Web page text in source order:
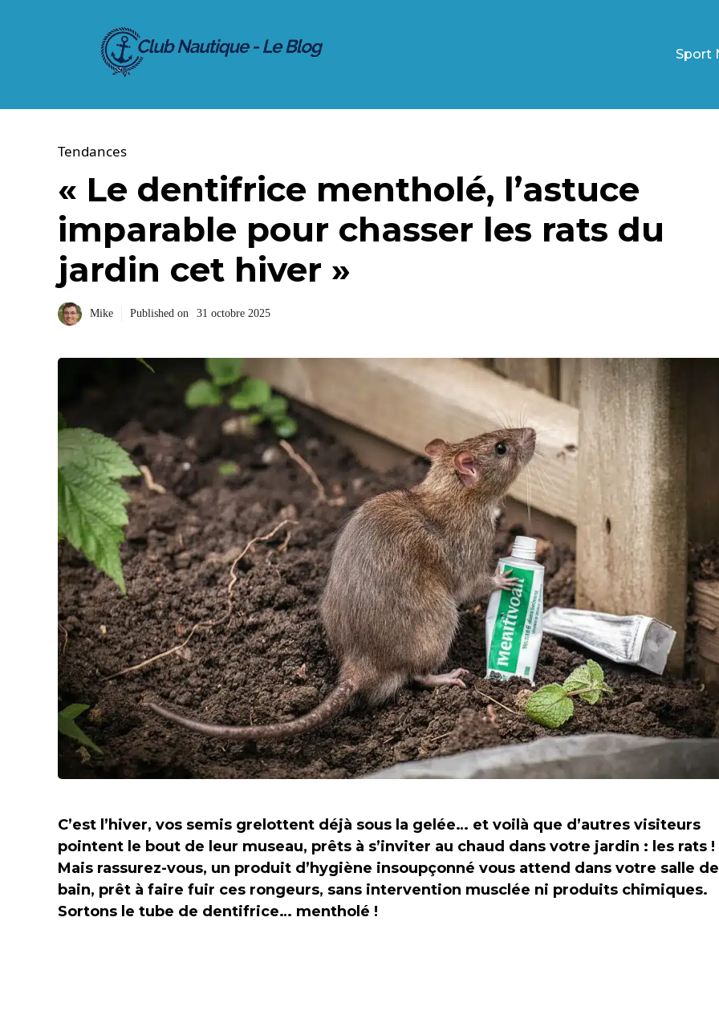
Sport
Tendances
« Le dentifrice mentholé, l’astuce
imparable pour chasser les rats du
jardin cet hiver »
Mike Published on 31 octobre 2025
C’est l’hiver, vos semis grelottent déjà sous la gelée… et voilà que d’autres visiteurs
pointent le bout de leur museau, prêts à s’inviter au chaud dans votre jardin : les rats !
Mais rassurez-vous, un produit d’hygiène insoupçonné vous attend dans votre salle de
bain, prêt à faire fuir ces rongeurs, sans intervention musclée ni produits chimiques.
Sortons le tube de dentifrice… mentholé !